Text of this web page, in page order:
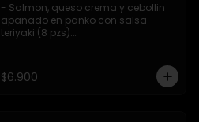
- Salmon, queso crema y cebollin
apanado en panko con salsa
teriyaki (8 pzs).
$6.900